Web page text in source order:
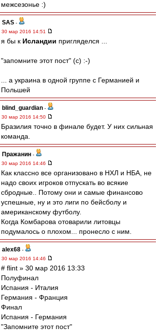
межсезонье :)
SAS -
30 мар 2016 14:51
я бы к Исландии пригляделся ...
"запомните этот пост" (c) :-)
... а украина в одной группе с Германией и
Польшей
blind_guardian -
30 мар 2016 14:50
Бразилия точно в финале будет. У них сильная
команда.
Пражанин -
30 мар 2016 14:46
Как классно все организовано в НХЛ и НБА, не
надо своих игроков отпускать во всякие
сбродные.. Потому они и самые финансово
успешные, ну и это лиги по бейсболу и
американскому футболу.
Когда Комбарова отоварили литовцы
подумалось о плохом... пронесло с ним.
alex68 -
30 мар 2016 14:46
# flint » 30 мар 2016 13:33
Полуфинал
Испания - Италия
Германия - Франция
Финал
Испания - Германия
"Запомните этот пост"